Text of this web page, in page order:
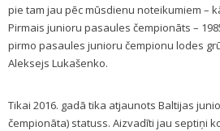
pie tam jau pēc mūsdienu noteikumiem –
Pirmais junioru pasaules čempionāts –
pirmo pasaules junioru čempionu lodes
Aleksejs Lukašenko.
Tikai 2016. gadā tika atjaunots Baltijas
čempionāta) statuss. Aizvadīti jau septiņi